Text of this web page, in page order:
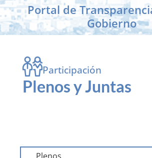
Portal de
Gobierno
Participación
Plenos y Juntas